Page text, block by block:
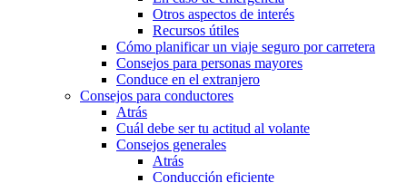
Otros aspectos de interés
Recursos útiles
Cómo planificar un viaje seguro por carretera
Consejos para personas mayores
Conduce en el extranjero
Consejos para conductores
Atrás
Cuál debe ser tu actitud al volante
Consejos generales
Atrás
Conducción eficiente